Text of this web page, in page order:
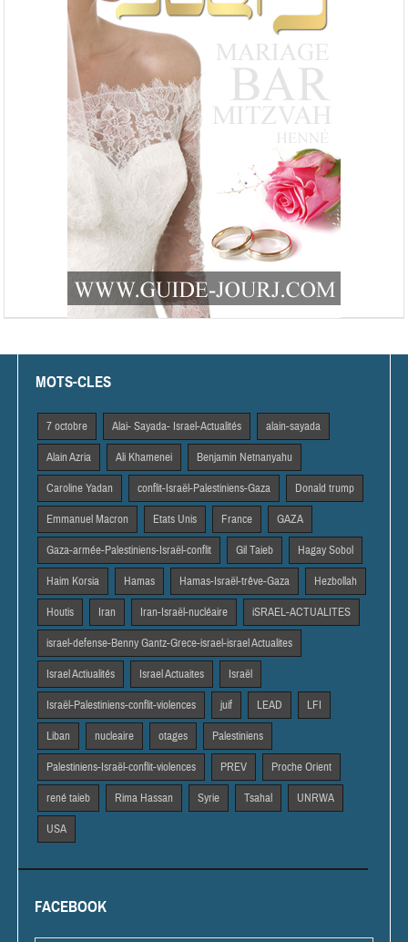
MOTS-CLES
7 octobre Alai- Sayada- Israel-Actualités alain-sayada
Alain Azria Ali Khamenei Benjamin Netnanyahu
Caroline Yadan conflit-Israël-Palestiniens-Gaza Donald trump
Emmanuel Macron Etats Unis France GAZA
Gaza-armée-Palestiniens-Israël-conflit Gil Taieb Hagay Sobol
Haim Korsia Hamas Hamas-Israël-trêve-Gaza Hezbollah
Houtis Iran Iran-Israël-nucléaire iSRAEL-ACTUALITES
israel-defense-Benny Gantz-Grece-israel-israel Actualites
Israel Actiualités Israel Actuaites Israël
Israël-Palestiniens-conflit-violences juif LEAD LFI
Liban nucleaire otages Palestiniens
Palestiniens-Israël-conflit-violences PREV Proche Orient
rené taieb Rima Hassan Syrie Tsahal UNRWA
USA
FACEBOOK